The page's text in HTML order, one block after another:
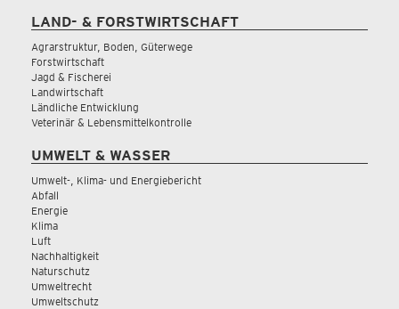
LAND- & FORSTWIRTSCHAFT
Agrarstruktur, Boden, Güterwege
Forstwirtschaft
Jagd & Fischerei
Landwirtschaft
Ländliche Entwicklung
Veterinär & Lebensmittelkontrolle
UMWELT & WASSER
Umwelt-, Klima- und Energiebericht
Abfall
Energie
Klima
Luft
Nachhaltigkeit
Naturschutz
Umweltrecht
Umweltschutz